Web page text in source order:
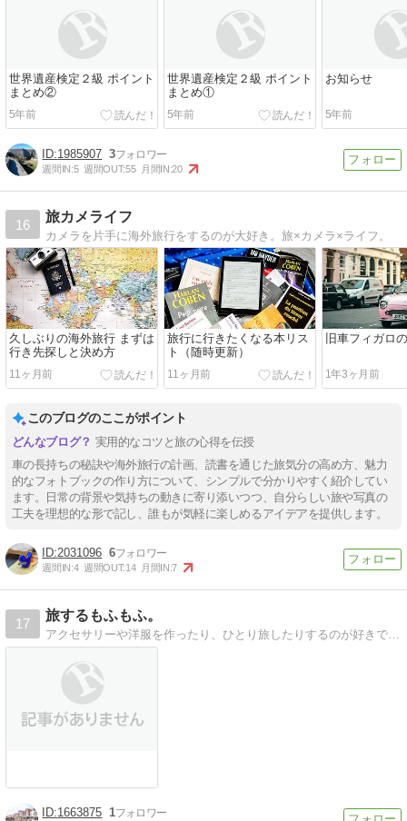
世界遺産検定２級 ポイント
まとめ②
5年前
世界遺産検定２級 ポイント
まとめ①
5年前
お知らせ
5年前
1985907 3
週間IN:5 週間OUT:55 月間IN:20
16
旅カメライフ
カメラを片手に海外旅行をするのが大好き。旅×カメラ×ライフ。
久しぶりの海外旅行 まずは
行き先探しと決め方
11ヶ月前
旅行に行きたくなる本リス
ト（随時更新）
11ヶ月前
旧車フィガロ
1年3ヶ月前
このブログのここがポイント
実用的なコツと旅の心得を伝授
車の長持ちの秘訣や海外旅行の計画、読書を通じた旅気分の高め方、魅力
的なフォトブックの作り方について、シンプルで分かりやすく紹介してい
ます。日常の背景や気持ちの動きに寄り添いつつ、自分らしい旅や写真の
工夫を理想的な形で記し、誰もが気軽に楽しめるアイデアを提供します。
2031096 6
週間IN:4 週間OUT:14 月間IN:7
17
旅するもふもふ。
アクセサリーや洋服を作ったり、ひとり旅したりするのが好きです。
1663875 1